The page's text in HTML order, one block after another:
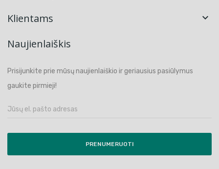
Klientams 
Naujienlaiškis
Prisijunkite prie mūsų naujienlaiškio ir geriausius pasiūlymus
gaukite pirmieji!
PRENUMERUOTI